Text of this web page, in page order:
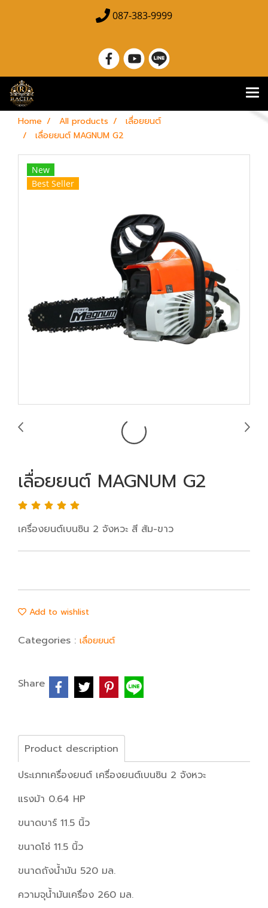
087-383-9999
Home All products
เลื่อยยนต์
เลื่อยยนต์ MAGNUM G2
New
Best Seller
เลื่อยยนต์ MAGNUM G2
เครื่องยนต์เบนซิน 2 จังหวะ สี ส้ม-ขาว
Add to wishlist
Categories : เลื่อยยนต์
Share
Product description
ประเภทเครื่องยนต์ เครื่องยนต์เบนซิน 2 จังหวะ
แรงม้า 0.64 HP
ขนาดบาร์ 11.5 นิ้ว
ขนาดโซ่ 11.5 นิ้ว
ขนาดถังน้ำมัน 520 มล.
ความจุน้ำมันเครื่อง 260 มล.